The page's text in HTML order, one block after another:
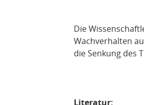
Die
Wachverhalten
die Senkung des
Literatur: